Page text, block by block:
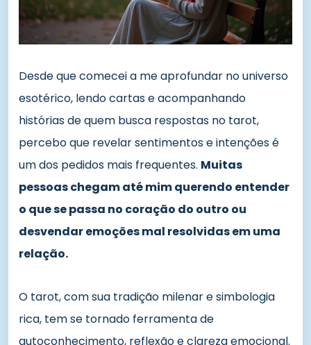
Desde que comecei a me aprofundar no universo
esotérico, lendo cartas e acompanhando
histórias de quem busca respostas no tarot,
percebo que revelar sentimentos e intenções é
um dos pedidos mais frequentes. Muitas
pessoas chegam até mim querendo entender
o que se passa no coração do outro ou
desvendar emoções mal resolvidas em uma
relação.
O tarot, com sua tradição milenar e simbologia
rica, tem se tornado ferramenta de
autoconhecimento, reflexão e clareza emocional.